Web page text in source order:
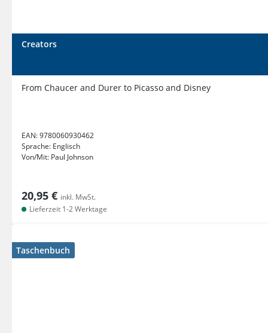
Creators
From Chaucer and Durer to Picasso and Disney
EAN:9780060930462
Sprache: Englisch
Von/Mit: Paul Johnson
20,95 € inkl. MwSt.
Lieferzeit 1-2 Werktage
Taschenbuch